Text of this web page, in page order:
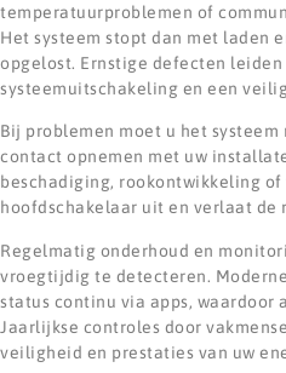
temperatuurproblemen of
Het systeem stopt dan met laden
opgelost. Ernstige defecten
systeemuitschakeling en een
Bij problemen moet u het
contact opnemen met uw
beschadiging, rookontwikkeling of
hoofdschakelaar uit en verlaat de
Regelmatig onderhoud en
vroegtijdig te detecteren.
status continu via apps, waardoor
Jaarlijkse controles door
veiligheid en prestaties van uw